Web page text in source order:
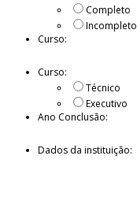
Completo
Incompleto
Curso:
Curso:
Técnico
Executivo
Ano Conclusão:
Dados da instituição: